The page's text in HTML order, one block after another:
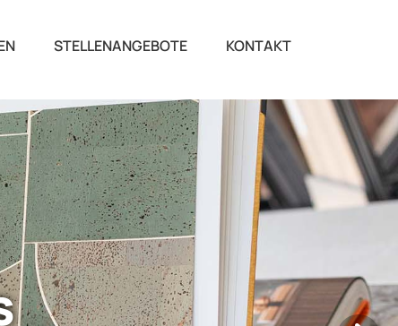
STELLENANGEBOTE KONTAKT